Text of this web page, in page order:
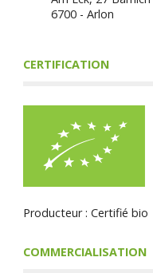
6700 - Arlon
CERTIFICATION
Producteur : Certifié bio
COMMERCIALISATION